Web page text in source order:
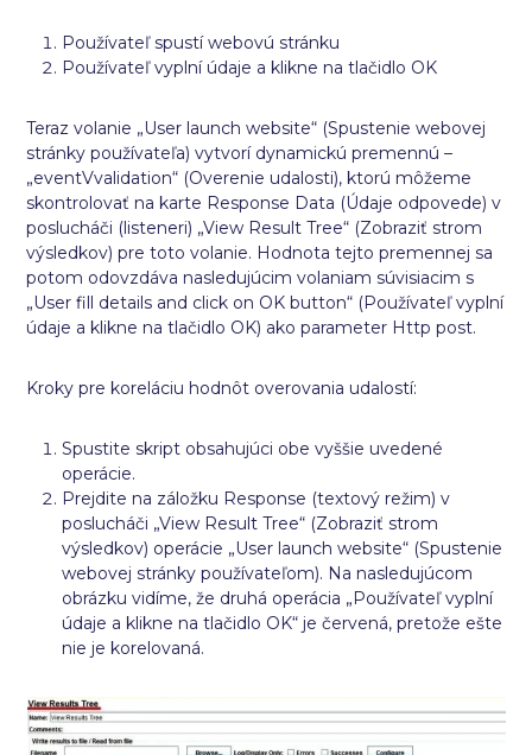
Používateľ spustí webovú stránku
Používateľ vyplní údaje a klikne na tlačidlo OK
Teraz volanie „User launch website“ (Spustenie webovej
stránky používateľa) vytvorí dynamickú premennú –
„eventVvalidation“ (Overenie udalosti), ktorú môžeme
skontrolovať na karte Response Data (Údaje odpovede) v
poslucháči (listeneri) „View Result Tree“ (Zobraziť strom
výsledkov) pre toto volanie. Hodnota tejto premennej sa
potom odovzdáva nasledujúcim volaniam súvisiacim s
„User fill details and click on OK button“ (Používateľ vyplní
údaje a klikne na tlačidlo OK) ako parameter Http post.
Kroky pre koreláciu hodnôt overovania udalostí:
Spustite skript obsahujúci obe vyššie uvedené
operácie.
Prejdite na záložku Response (textový režim) v
poslucháči „View Result Tree“ (Zobraziť strom
výsledkov) operácie „User launch website“ (Spustenie
webovej stránky používateľom). Na nasledujúcom
obrázku vidíme, že druhá operácia „Používateľ vyplní
údaje a klikne na tlačidlo OK“ je červená, pretože ešte
nie je korelovaná.